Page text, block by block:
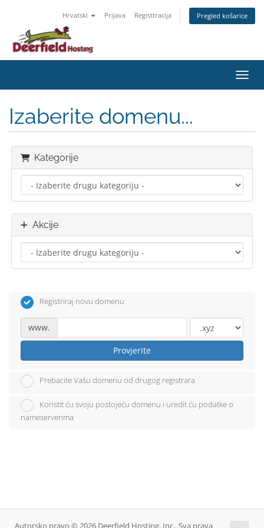
Hrvatski Prijava Registtracija Pregled košarice
Izaberite domenu...
Kategorije
Akcije
Registriraj novu domenu
www.
Provjerite
Prebacite Vašu domenu od drugog registrara
Koristit ću svoju postojeću domenu i uredit ću podatke o
nameserverima
Autorsko pravo © 2026 Deerfield Hosting, Inc.. Sva prava